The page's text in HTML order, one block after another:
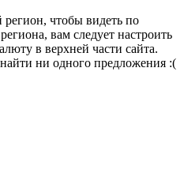
регион, чтобы видеть по
вам следует настроить
в верхней части сайта.
ни одного предложения :(